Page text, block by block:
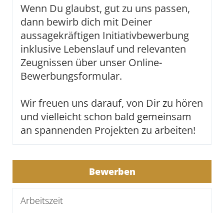
Wenn Du glaubst, gut zu uns passen,
dann bewirb dich mit Deiner
aussagekräftigen Initiativbewerbung
inklusive Lebenslauf und relevanten
Zeugnissen über unser Online-
Bewerbungsformular.
Wir freuen uns darauf, von Dir zu hören
und vielleicht schon bald gemeinsam
an spannenden Projekten zu arbeiten!
Bewerben
Arbeitszeit